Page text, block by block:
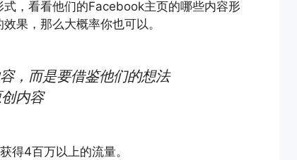
，看看他们的Facebook主页的哪些内容形
果，那么大概率你也可以。
，而是要借鉴他们的想法
内容
得4百万以上的流量。